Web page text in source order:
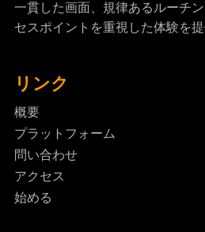
一貫した画面、規律あるルーチ
セスポイントを重視した体験を提
リンク
概要
プラットフォーム
問い合わせ
アクセス
始める